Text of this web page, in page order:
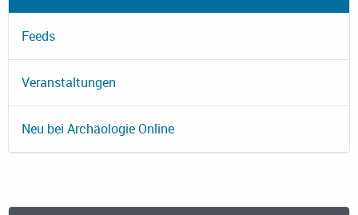
Feeds
Veranstaltungen
Neu bei Archäologie Online